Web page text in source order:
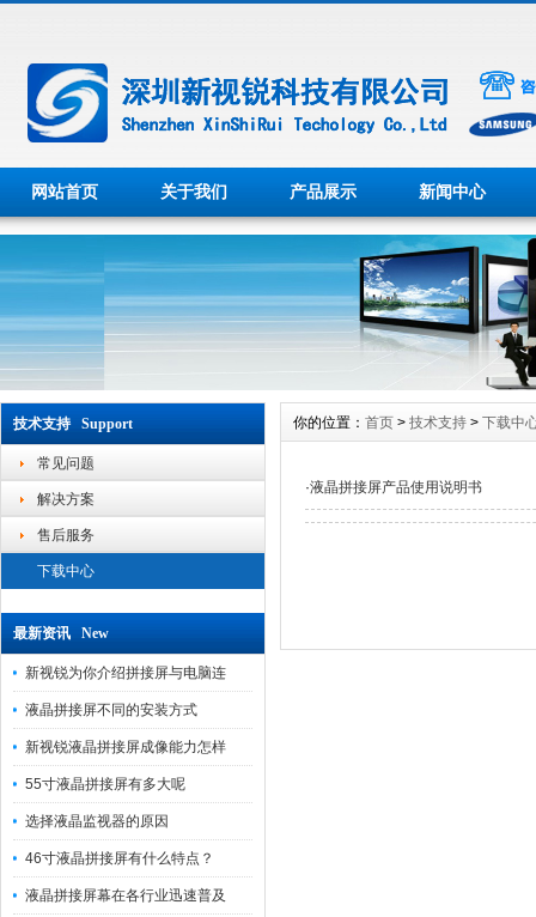
网站首页 关于我们 产品展示 新闻中心
技术支持 Support
常见问题
解决方案
售后服务
下载中心
最新资讯 New
新视锐为你介绍拼接屏与电脑连
液晶拼接屏不同的安装方式
新视锐液晶拼接屏成像能力怎样
55寸液晶拼接屏有多大呢
选择液晶监视器的原因
46寸液晶拼接屏有什么特点？
液晶拼接屏幕在各行业迅速普及
你的位置： 首页 > 技术支持 > 下载中
·液晶拼接屏产品使用说明书